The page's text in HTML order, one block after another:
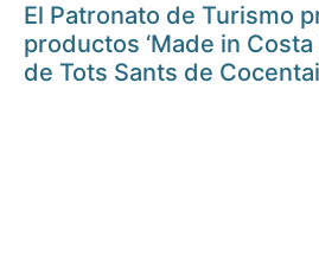
El Patronato de Turismo
productos ‘Made in Costa
de Tots Sants de